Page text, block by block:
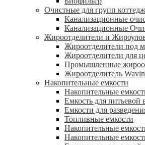
Очистные для групп
Канализационные
Канализационные
Жироотделители и
Жироотделители под
Жироотделители для
Промышленные
Жироотделитель
Накопительные емкости
Накопительные
Емкость для питьевой
Емкости для
Топливные емкости
Накопительные
Накопительные